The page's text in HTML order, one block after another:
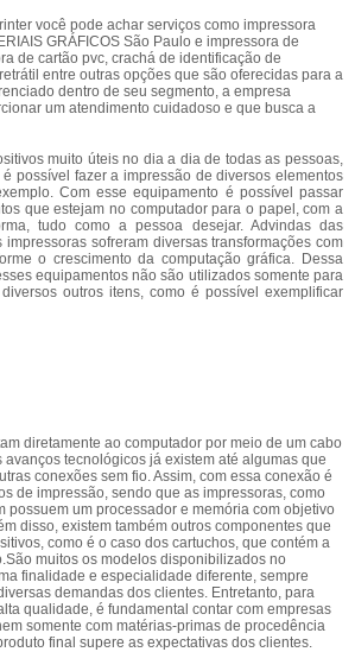
você pode achar serviços como impressora
GRÁFICOS São Paulo e impressora de
de cartão pvc, crachá de identificação de
entre outras opções que são oferecidas para a
dentro de seu segmento, a empresa
um atendimento cuidadoso e que busca a
muito úteis no dia a dia de todas as pessoas,
possível fazer a impressão de diversos elementos
Com esse equipamento é possível passar
que estejam no computador para o papel, com a
tudo como a pessoa desejar. Advindas das
impressoras sofreram diversas transformações com
o crescimento da computação gráfica. Dessa
equipamentos não são utilizados somente para
outros itens, como é possível exemplificar
diretamente ao computador por meio de um cabo
avanços tecnológicos já existem até algumas que
conexões sem fio. Assim, com essa conexão é
de impressão, sendo que as impressoras, como
possuem um processador e memória com objetivo
disso, existem também outros componentes que
como é o caso dos cartuchos, que contém a
muitos os modelos disponibilizados no
finalidade e especialidade diferente, sempre
demandas dos clientes. Entretanto, para
qualidade, é fundamental contar com empresas
somente com matérias-primas de procedência
final supere as expectativas dos clientes.